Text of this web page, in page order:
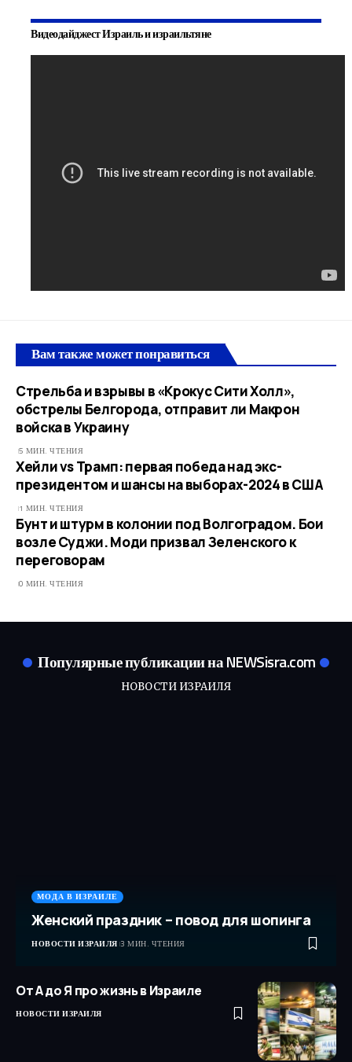
Видеодайджест Израиль и израильтяне
Вам также может понравиться
Стрельба и взрывы в «Крокус Сити Холл»,
обстрелы Белгорода, отправит ли Макрон
войска в Украину
5 МИН. ЧТЕНИЯ
Хейли vs Трамп: первая победа над экс-
президентом и шансы на выборах-2024 в США
1 МИН. ЧТЕНИЯ
Бунт и штурм в колонии под Волгоградом. Бои
возле Суджи. Моди призвал Зеленского к
переговорам
0 МИН. ЧТЕНИЯ
Популярные публикации на NEWSisra.com
НОВОСТИ ИЗРАИЛЯ
МОДА В ИЗРАИЛЕ
Женский праздник – повод для шопинга
НОВОСТИ ИЗРАИЛЯ 3 МИН. ЧТЕНИЯ
От А до Я про жизнь в Израиле
НОВОСТИ ИЗРАИЛЯ